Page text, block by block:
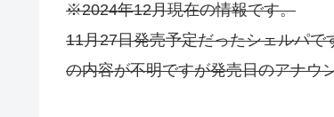
※2024年12月現在の情報です。
11月27日発売予定だったシェルパ
の内容が不明ですが発売日のアナウ